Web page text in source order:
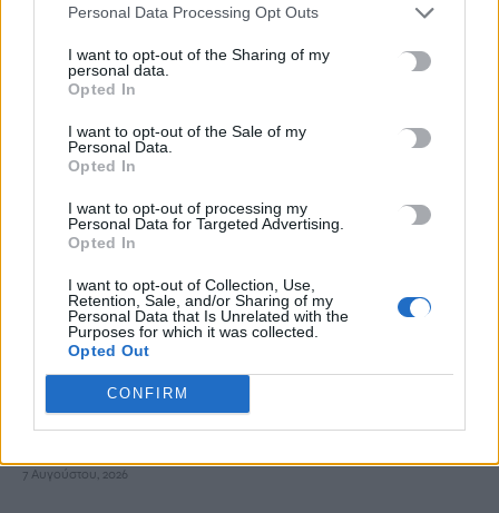
Personal Data Processing Opt Outs
I want to opt-out of the Sharing of my
personal data.
Opted In
I want to opt-out of the Sale of my
Personal Data.
Opted In
I want to opt-out of processing my
Personal Data for Targeted Advertising.
Opted In
I want to opt-out of Collection, Use,
Retention, Sale, and/or Sharing of my
Personal Data that Is Unrelated with the
Purposes for which it was collected.
Opted Out
CONFIRM
«Του χρόνου σχεδιάζουμε να επιστρέψουμε στην Κρήτη»: Τι
λένε τουρίστες και επιχειρηματίες που έφυγαν εξαιτίας της
7 Αυγούστου, 2026
αίθουσας χορού στον Λευκό Οίκο
7 Αυγούστου, 2026
Ο ΟΦΗ βάζει τσάρτερ για τους φιλάθλους ενόψει της ρεβάνς
των playoffs του Europa League
7 Αυγούστου, 2026
7 Αυγούστου, 2026